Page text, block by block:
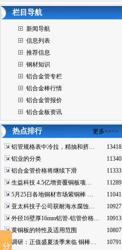
栏目导航
新闻导航
信息列表
推荐信息
钢材知识
铝合金管专栏
铝合金棒行情
铝合金管报价
铝合金板资讯
热点排行 更多>>>>
铝管规格表中冷拉，精抽和挤…
13418
铝业的分类
11340
铝合金管价格将继续下滑
11333
生益科技 4.5亿增资覆铜板项…
11289
5月25日各地铜材市场紫铜棒 …
11041
亚太科技子公司获耐海水腐蚀…
10927
外径16壁厚16mm铝管-铝管价格…
10913
黄铜板的特性及适用范围
10807
调研：正值盛夏淡季来临 铜棒…
10791